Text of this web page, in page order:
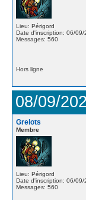
Lieu: Périgord
Date d'inscription: 06/09/
Messages: 560
Hors ligne
08/09/
Grelots
Membre
Lieu: Périgord
Date d'inscription: 06/09/
Messages: 560